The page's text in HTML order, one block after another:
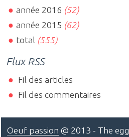
année 2016 (52)
année 2015 (62)
total (555)
Flux RSS
Fil des articles
Fil des commentaires
Oeuf passion @ 2013 - The